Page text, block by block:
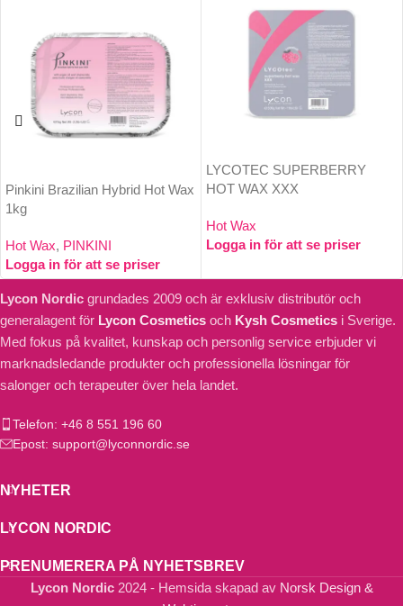
Pinkini Brazilian Hybrid Hot Wax
1kg
Hot Wax, PINKINI
Logga in för att se priser
LYCOTEC SUPERBERRY
HOT WAX XXX
Hot Wax
Logga in för att se priser
Lycon Nordic grundades 2009 och är exklusiv distributör och
generalagent för Lycon Cosmetics och Kysh Cosmetics i Sverige.
Med fokus på kvalitet, kunskap och personlig service erbjuder vi
marknadsledande produkter och professionella lösningar för
salonger och terapeuter över hela landet.
Telefon: +46 8 551 196 60
Epost: support@lyconnordic.se
NYHETER
LYCON NORDIC
PRENUMERERA PÅ NYHETSBREV
Lycon Nordic 2024 - Hemsida skapad av Norsk Design &